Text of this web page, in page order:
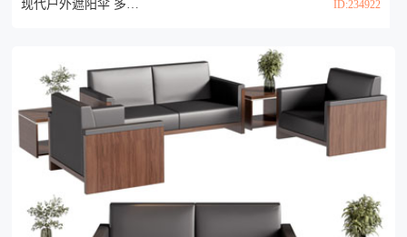
现代户外遮阳伞 多人沙发和茶几组合3d模型 ID:234922